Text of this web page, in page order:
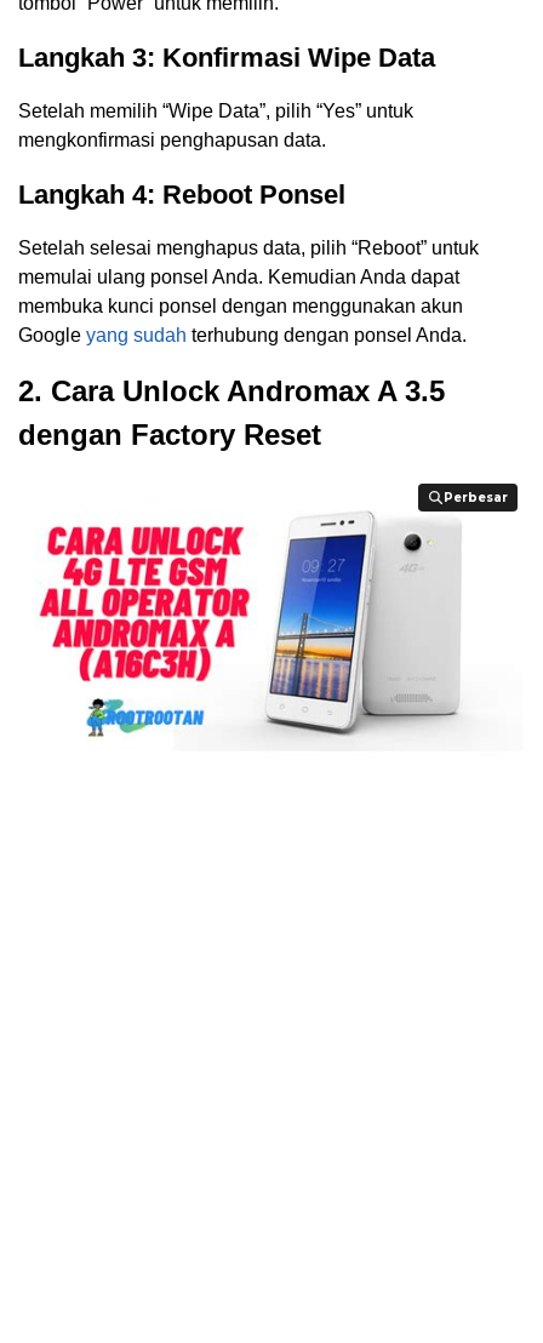
Langkah 3: Konfirmasi Wipe Data
Setelah memilih “Wipe Data”, pilih “Yes” untuk
mengkonfirmasi penghapusan data.
Langkah 4: Reboot Ponsel
Setelah selesai menghapus data, pilih “Reboot” untuk
memulai ulang ponsel Anda. Kemudian Anda dapat
membuka kunci ponsel dengan menggunakan akun
Google yang sudah terhubung dengan ponsel Anda.
2. Cara Unlock Andromax A 3.5
dengan Factory Reset
Perbesar
Perbesar